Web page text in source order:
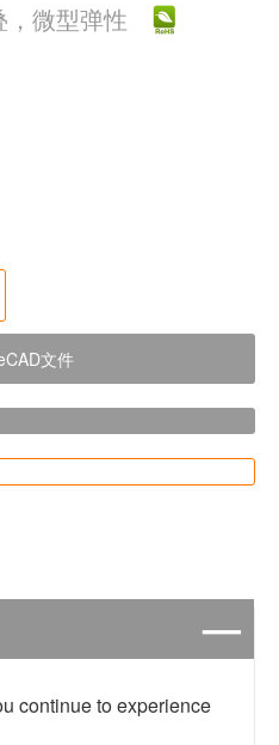
，微型弹性
文件
continue to experience